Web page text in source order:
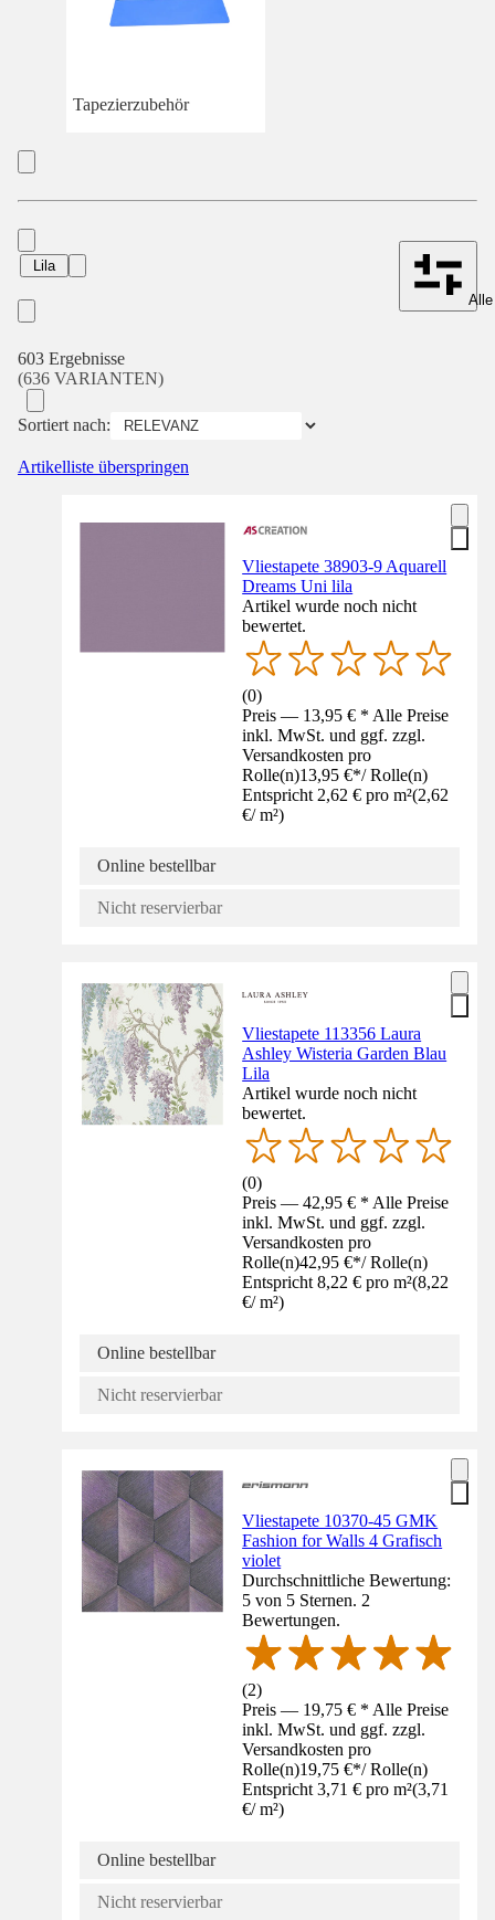
Tapezierzubehör
Lila
603 Ergebnisse
(636 VARIANTEN)
Sortiert nach:
Artikelliste überspringen
Vliestapete 38903-9 Aquarell
Dreams Uni lila
Artikel wurde noch nicht
bewertet.
(0)
Preis — 13,95 € * Alle Preise
inkl. MwSt. und ggf. zzgl.
Versandkosten pro
Rolle(n)13,95 €*/ Rolle(n)
Entspricht 2,62 € pro m²(2,62
€/ m²)
Online bestellbar
Nicht reservierbar
Vliestapete 113356 Laura
Ashley Wisteria Garden Blau
Lila
Artikel wurde noch nicht
bewertet.
(0)
Preis — 42,95 € * Alle Preise
inkl. MwSt. und ggf. zzgl.
Versandkosten pro
Rolle(n)42,95 €*/ Rolle(n)
Entspricht 8,22 € pro m²(8,22
€/ m²)
Online bestellbar
Nicht reservierbar
Vliestapete 10370-45 GMK
Fashion for Walls 4 Grafisch
violet
Durchschnittliche Bewertung:
5 von 5 Sternen. 2
Bewertungen.
(2)
Preis — 19,75 € * Alle Preise
inkl. MwSt. und ggf. zzgl.
Versandkosten pro
Rolle(n)19,75 €*/ Rolle(n)
Entspricht 3,71 € pro m²(3,71
€/ m²)
Online bestellbar
Nicht reservierbar